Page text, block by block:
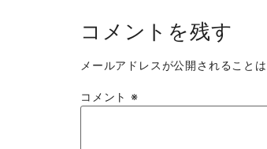
コメントを残す
メールアドレスが公開されることは
コメント ※